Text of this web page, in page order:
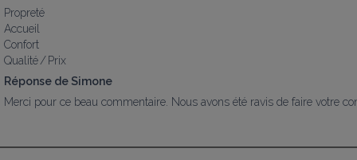
Propreté
Accueil
Confort
Qualité / Prix
Réponse de Simone
Merci pour ce beau commentaire. Nous avons été ravis de faire votre